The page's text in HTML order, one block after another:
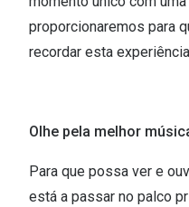
proporcionaremos para
recordar esta
Olhe pela melhor
Para que possa ver e
está a passar no palco